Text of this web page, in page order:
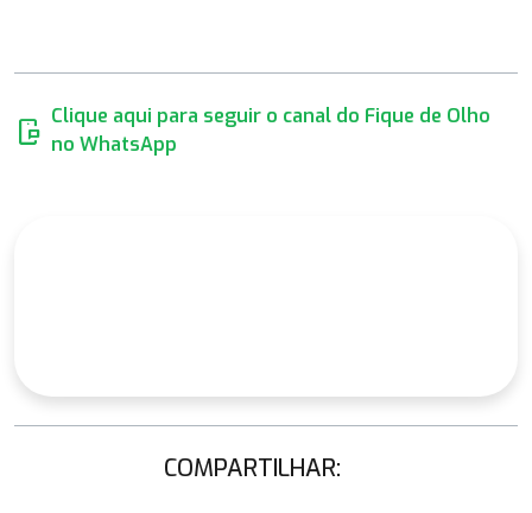
mobile_chat Clique aqui para seguir o canal do Fique de Olho
no WhatsApp
COMPARTILHAR: